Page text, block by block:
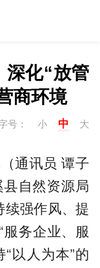
深化“放管
商环境
号： 小 中 大
通讯员 谭子
自然资源局
续强作风、提
务企业、服
以人为本”的